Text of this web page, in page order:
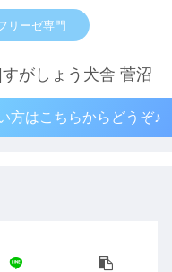
リーゼ専門
方はこちらからどうぞ♪